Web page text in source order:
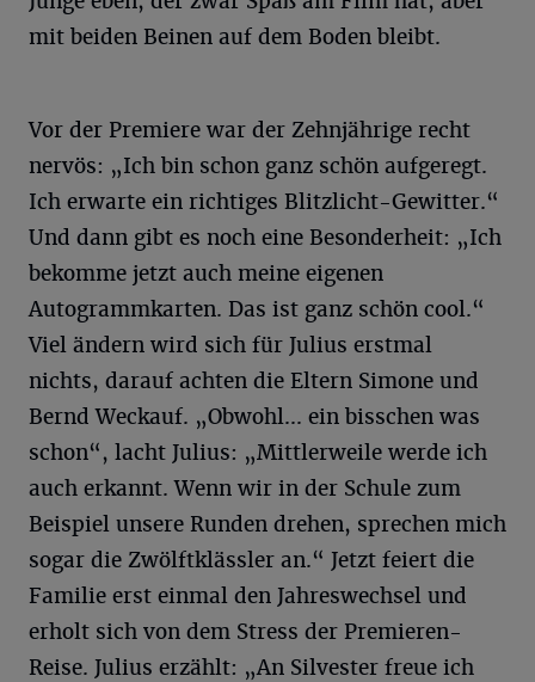
mit beiden Beinen auf dem Boden bleibt.
Vor der Premiere war der Zehnjährige recht
nervös: „Ich bin schon ganz schön aufgeregt.
Ich erwarte ein richtiges Blitzlicht-Gewitter.“
Und dann gibt es noch eine Besonderheit: „Ich
bekomme jetzt auch meine eigenen
Autogrammkarten. Das ist ganz schön cool.“
Viel ändern wird sich für Julius erstmal
nichts, darauf achten die Eltern Simone und
Bernd Weckauf. „Obwohl... ein bisschen was
schon“, lacht Julius: „Mittlerweile werde ich
auch erkannt. Wenn wir in der Schule zum
Beispiel unsere Runden drehen, sprechen mich
sogar die Zwölftklässler an.“ Jetzt feiert die
Familie erst einmal den Jahreswechsel und
erholt sich von dem Stress der Premieren-
Reise. Julius erzählt: „An Silvester freue ich